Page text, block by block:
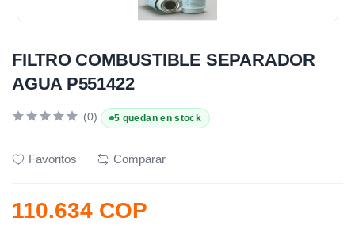
FILTRO COMBUSTIBLE SEPARADOR
AGUA P551422
(0) 5 quedan en stock
Favoritos Comparar
110.634 COP